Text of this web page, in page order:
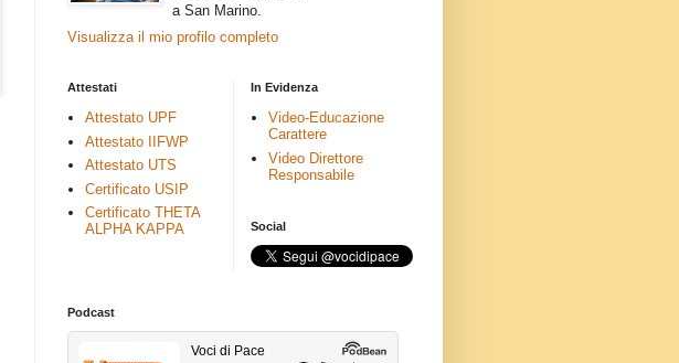
a San Marino.
Visualizza il mio profilo completo
Attestati
Attestato UPF
Attestato IIFWP
Attestato UTS
Certificato USIP
Certificato THETA
ALPHA KAPPA
In Evidenza
Video-Educazione
Carattere
Video Direttore
Responsabile
Social
Podcast